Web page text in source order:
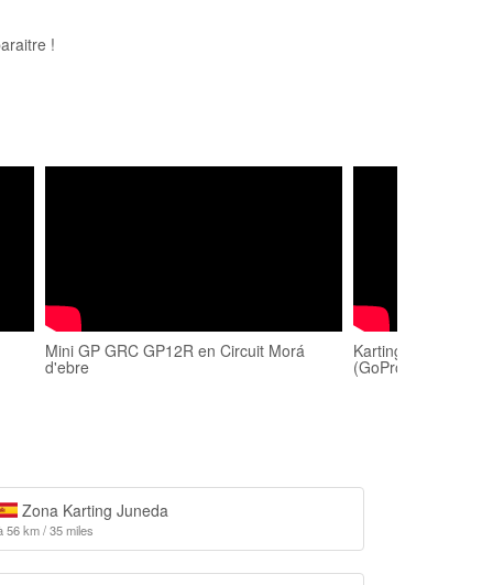
!
Mini GP GRC GP12R en Circuit Morá
d'ebre
Karting Mora
(GoProHero3)
Zona Karting Juneda
56 km / 35 miles